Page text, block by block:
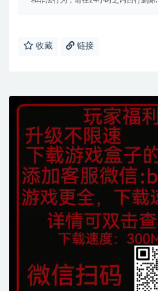
收藏 链接